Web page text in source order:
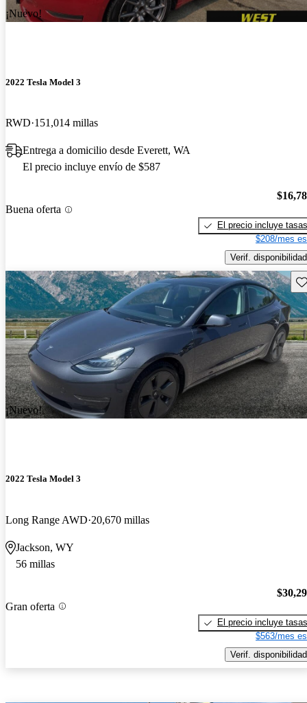
¡Nuevo!
2022 Tesla Model 3
RWD 151,014 millas
Entrega a domicilio desde Everett, WA
El precio incluye envío de $587
Buena oferta
El precio incluye tasas
$208/mes
Verif. disponibilidad
¡Nuevo!
2022 Tesla Model 3
Long Range AWD 20,670 millas
Jackson, WY
56 millas
Gran oferta
El precio incluye tasas
$563/mes
Verif. disponibilidad